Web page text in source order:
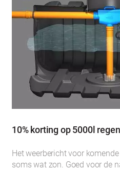
10% korting op 5000l
Het weerbericht voor
soms wat zon. Goed voor de